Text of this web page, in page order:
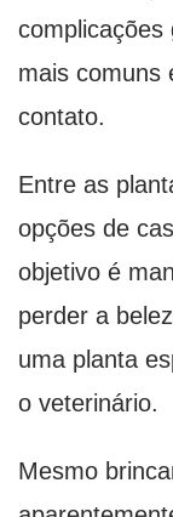
mais comuns
contato.
Entre as
opções de
objetivo é
perder a
uma planta
o veterinário.
Mesmo